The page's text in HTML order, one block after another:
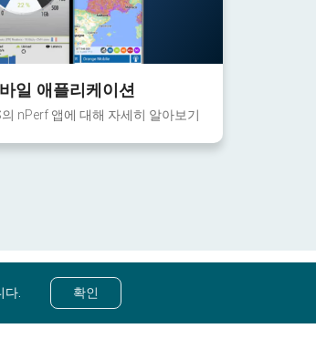
일 애플리케이션
nPerf 앱에 대해 자세히 알아보기
다. 확인